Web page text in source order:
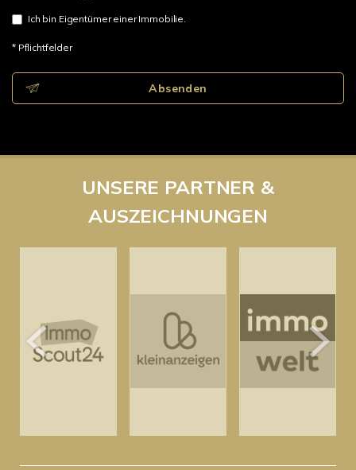
Ich bin Eigentümer einer Immobilie.
* Pflichtfelder
Absenden
UNSERE PARTNER &
AUSZEICHNUNGEN